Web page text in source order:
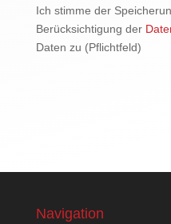
Ich stimme der
Berücksichtigung der
Daten zu (Pflichtfeld)
Navigation